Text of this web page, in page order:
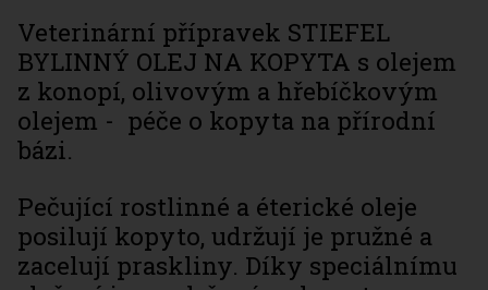
Veterinární přípravek STIEFEL
BYLINNÝ OLEJ NA KOPYTA s olejem
z konopí, olivovým a hřebíčkovým
olejem - péče o kopyta na přírodní
bázi.
Pečující rostlinné a éterické oleje
posilují kopyto, udržují je pružné a
zacelují praskliny. Díky speciálnímu